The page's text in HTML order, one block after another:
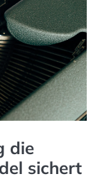
die
sichert